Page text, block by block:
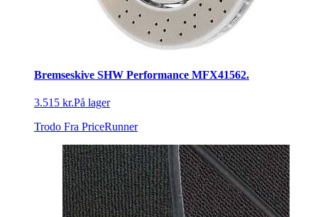
Bremseskive SHW Performance MFX41562.
3.515 kr.På lager
Trodo Fra PriceRunner